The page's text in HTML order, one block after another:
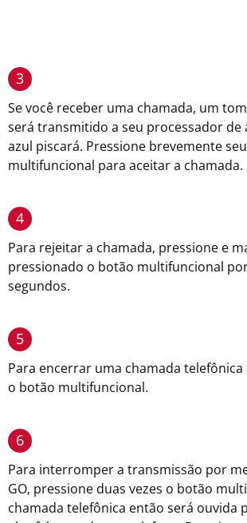
3
Se você receber uma chamada, um
será transmitido a seu processador de
azul piscará. Pressione brevemente
multifuncional para aceitar a chamada.
4
Para rejeitar a chamada, pressione e
pressionado o botão multifuncional
segundos.
5
Para encerrar uma chamada
o botão multifuncional.
6
Para interromper a transmissão por
GO, pressione duas vezes o botão
chamada telefônica então será ouvida